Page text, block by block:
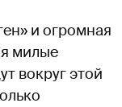
и огромная
милые
вокруг этой